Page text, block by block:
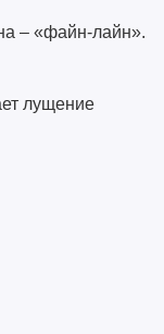
– «файн-лайн».
лущение